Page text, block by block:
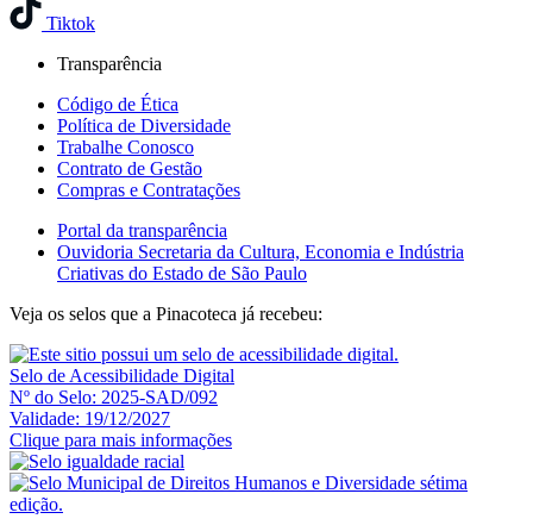
Tiktok
Transparência
Código de Ética
Política de Diversidade
Trabalhe Conosco
Contrato de Gestão
Compras e Contratações
Portal da transparência
Ouvidoria Secretaria da Cultura, Economia e Indústria
Criativas do Estado de São Paulo
Veja os selos que a Pinacoteca já recebeu:
Selo de Acessibilidade Digital
Nº do Selo: 2025-SAD/092
Validade: 19/12/2027
Clique para mais informações